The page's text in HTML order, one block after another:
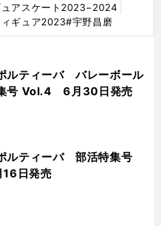
アスケート2023−2024
ギュア2023#宇野昌磨
ルティーバ バレーボール
号 Vol.4 6月30日発売
ルティーバ 部活特集号
16日発売